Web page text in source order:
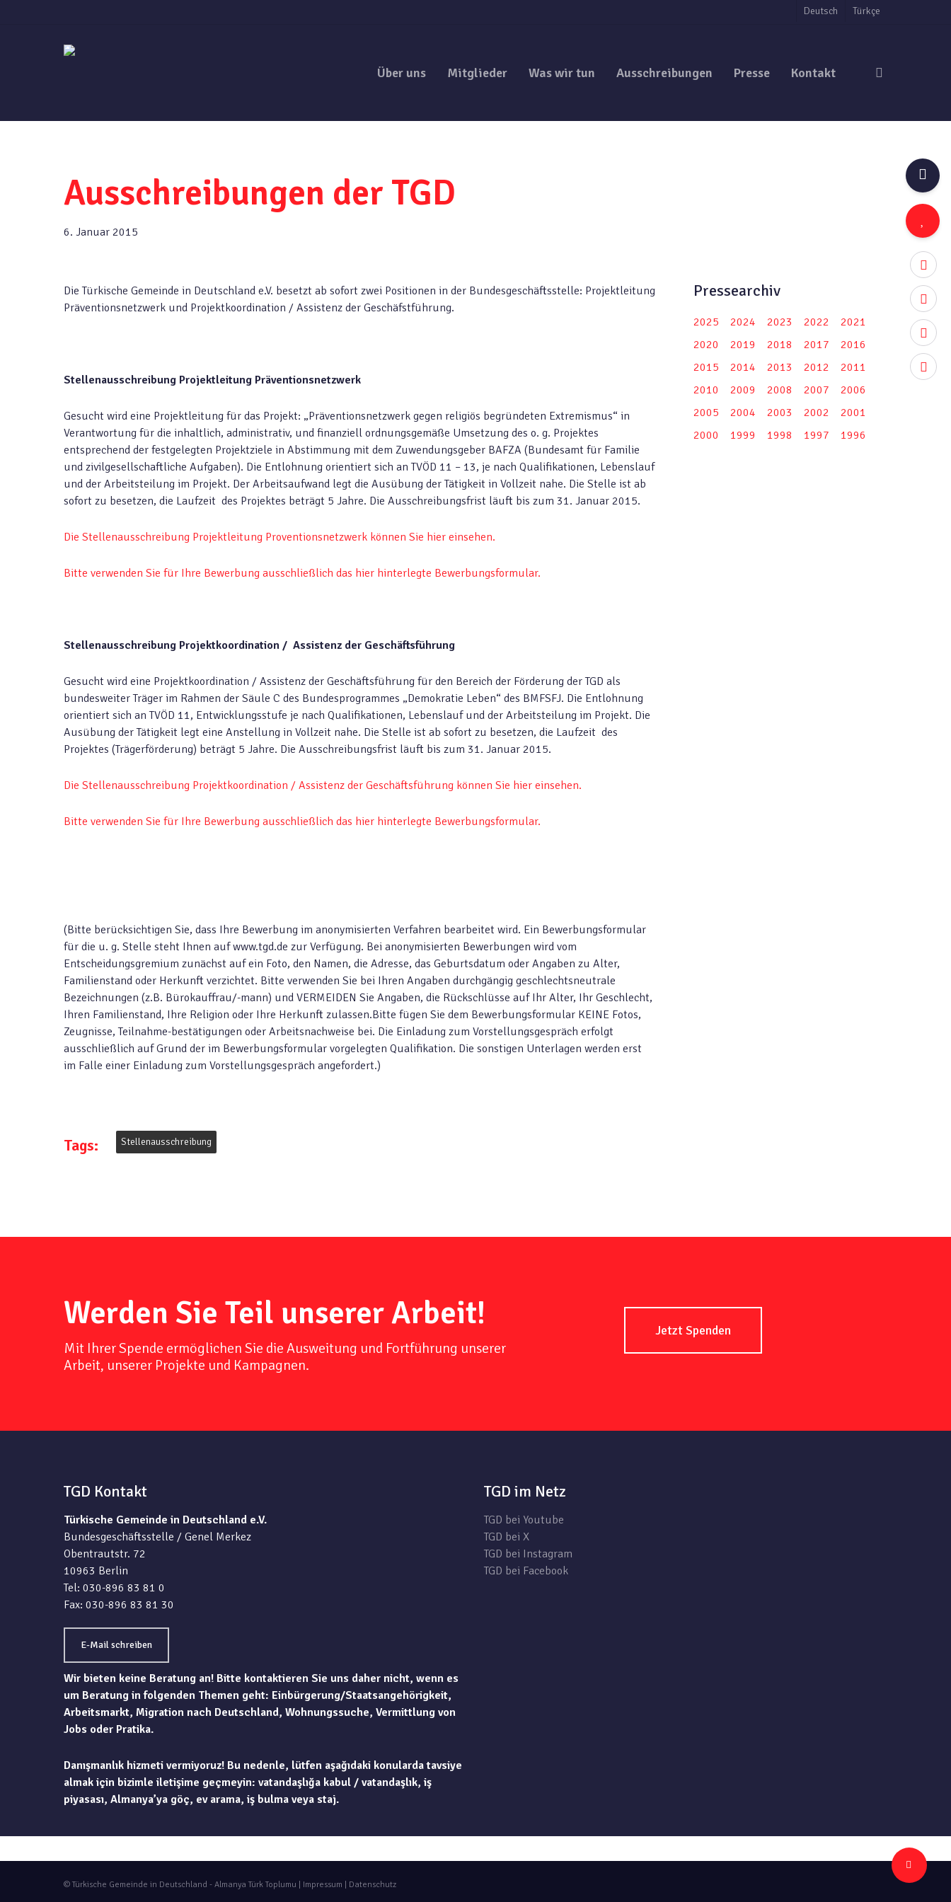
twitter
Deutsch Türkçe
Über uns Mitglieder Was wir tun Ausschreibungen Presse Kontakt
Ausschreibungen der TGD
6. Januar 2015
Die Türkische Gemeinde in Deutschland e.V. besetzt ab sofort zwei Positionen in der Bundesgeschäftsstelle: Projektleitung
Präventionsnetzwerk und Projektkoordination / Assistenz der Geschäfstführung.
Stellenausschreibung Projektleitung Präventionsnetzwerk
Gesucht wird eine Projektleitung für das Projekt: „Präventionsnetzwerk gegen religiös begründeten Extremismus“ in
Verantwortung für die inhaltlich, administrativ, und finanziell ordnungsgemäße Umsetzung des o. g. Projektes
entsprechend der festgelegten Projektziele in Abstimmung mit dem Zuwendungsgeber BAFZA (Bundesamt für Familie
und zivilgesellschaftliche Aufgaben). Die Entlohnung orientiert sich an TVÖD 11 – 13, je nach Qualifikationen, Lebenslauf
und der Arbeitsteilung im Projekt. Der Arbeitsaufwand legt die Ausübung der Tätigkeit in Vollzeit nahe. Die Stelle ist ab
sofort zu besetzen, die Laufzeit des Projektes beträgt 5 Jahre. Die Ausschreibungsfrist läuft bis zum 31. Januar 2015.
Die Stellenausschreibung Projektleitung Proventionsnetzwerk können Sie hier einsehen.
Bitte verwenden Sie für Ihre Bewerbung ausschließlich das hier hinterlegte Bewerbungsformular.
Stellenausschreibung Projektkoordination / Assistenz der Geschäftsführung
Gesucht wird eine Projektkoordination / Assistenz der Geschäftsführung für den Bereich der Förderung der TGD als
bundesweiter Träger im Rahmen der Säule C des Bundesprogrammes „Demokratie Leben“ des BMFSFJ. Die Entlohnung
orientiert sich an TVÖD 11, Entwicklungsstufe je nach Qualifikationen, Lebenslauf und der Arbeitsteilung im Projekt. Die
Ausübung der Tätigkeit legt eine Anstellung in Vollzeit nahe. Die Stelle ist ab sofort zu besetzen, die Laufzeit des
Projektes (Trägerförderung) beträgt 5 Jahre. Die Ausschreibungsfrist läuft bis zum 31. Januar 2015.
Die Stellenausschreibung Projektkoordination / Assistenz der Geschäftsführung können Sie hier einsehen.
Bitte verwenden Sie für Ihre Bewerbung ausschließlich das hier hinterlegte Bewerbungsformular.
(Bitte berücksichtigen Sie, dass Ihre Bewerbung im anonymisierten Verfahren bearbeitet wird. Ein Bewerbungsformular
für die u. g. Stelle steht Ihnen auf www.tgd.de zur Verfügung. Bei anonymisierten Bewerbungen wird vom
Entscheidungsgremium zunächst auf ein Foto, den Namen, die Adresse, das Geburtsdatum oder Angaben zu Alter,
Familienstand oder Herkunft verzichtet. Bitte verwenden Sie bei Ihren Angaben durchgängig geschlechtsneutrale
Bezeichnungen (z.B. Bürokauffrau/-mann) und VERMEIDEN Sie Angaben, die Rückschlüsse auf Ihr Alter, Ihr Geschlecht,
Ihren Familienstand, Ihre Religion oder Ihre Herkunft zulassen.Bitte fügen Sie dem Bewerbungsformular KEINE Fotos,
Zeugnisse, Teilnahme-bestätigungen oder Arbeitsnachweise bei. Die Einladung zum Vorstellungsgespräch erfolgt
ausschließlich auf Grund der im Bewerbungsformular vorgelegten Qualifikation. Die sonstigen Unterlagen werden erst
im Falle einer Einladung zum Vorstellungsgespräch angefordert.)
Tags: Stellenausschreibung
Pressearchiv
2025 2024 2023 2022
2021
2020
2019 2018 2017
2016
2015
2014 2013 2012
2011
2010
2009 2008 2007
2006
2005
2004 2003 2002
2001
2000
1999 1998 1997 1996
Werden Sie Teil unserer Arbeit!
Mit Ihrer Spende ermöglichen Sie die Ausweitung und Fortführung unserer
Arbeit, unserer Projekte und Kampagnen.
Jetzt Spenden
TGD Kontakt
Türkische Gemeinde in Deutschland e.V.
Bundesgeschäftsstelle / Genel Merkez
Obentrautstr. 72
10963 Berlin
Tel: 030-896 83 81 0
Fax: 030-896 83 81 30
E-Mail schreiben
Wir bieten keine Beratung an! Bitte kontaktieren Sie uns daher nicht, wenn es
um Beratung in folgenden Themen geht: Einbürgerung/Staatsangehörigkeit,
Arbeitsmarkt, Migration nach Deutschland, Wohnungssuche, Vermittlung von
Jobs oder Pratika.
Danışmanlık hizmeti vermiyoruz! Bu nedenle, lütfen aşağıdaki konularda tavsiye
almak için bizimle iletişime geçmeyin: vatandaşlığa kabul / vatandaşlık, iş
piyasası, Almanya’ya göç, ev arama, iş bulma veya staj.
TGD im Netz
TGD bei Youtube
TGD bei X
TGD bei Instagram
TGD bei Facebook
© Türkische Gemeinde in Deutschland - Almanya Türk Toplumu | Impressum Datenschutz